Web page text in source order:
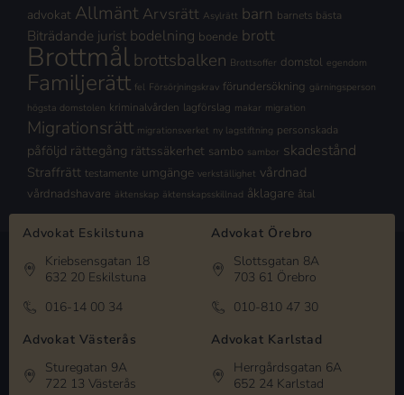
advokat Allmänt Arvsrätt Asylrätt barn barnets bästa
Biträdande jurist bodelning boende brott
Brottmålbrottsbalken Brottsoffer domstol egendom
Familjerätt fel Försörjningskrav förundersökning gärningsperson
högsta domstolen kriminalvården lagförslag makar migration
Migrationsrätt migrationsverket ny lagstiftning personskada
påföljd rättegång rättssäkerhet sambo sambor skadestånd
Straffrätt testamente umgänge verkställighet vårdnad
vårdnadshavare äktenskap äktenskapsskillnad åklagare åtal
Advokat Eskilstuna
Kriebsensgatan 18
632 20 Eskilstuna
016-14 00 34
Advokat Örebro
Slottsgatan 8A
703 61 Örebro
010-810 47 30
Advokat Västerås
Sturegatan 9A
722 13 Västerås
Advokat Karlstad
Herrgårdsgatan 6A
652 24 Karlstad